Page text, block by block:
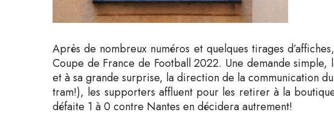
Après de nombreux numéros et quelques tirages
Coupe de France de Football 2022. Une demande simple,
et à sa grande surprise, la direction de la communication
tram!), les supporters affluent pour les retirer à la
défaite 1 à 0 contre Nantes en décidera autrement!